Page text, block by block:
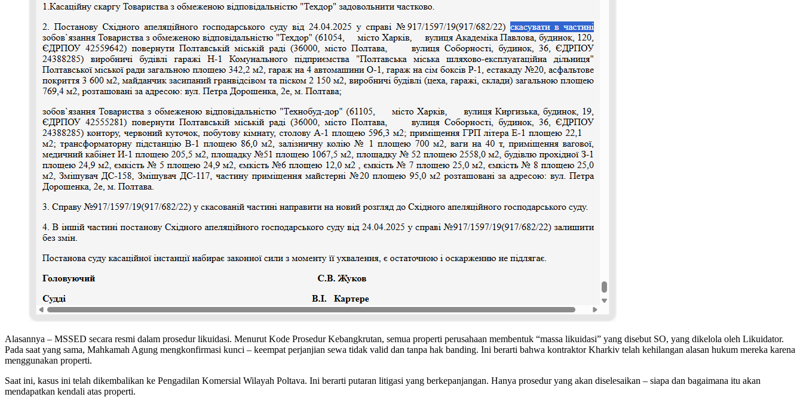
Alasannya – MSSED secara resmi dalam prosedur likuidasi. Menurut Kode Prosedur Kebangkrutan, semua properti perusahaan membentuk “massa likuidasi” yang disebut SO, yang dikelola oleh Likuidator.
Pada saat yang sama, Mahkamah Agung mengkonfirmasi kunci – keempat perjanjian sewa tidak valid dan tanpa hak banding. Ini berarti bahwa kontraktor Kharkiv telah kehilangan alasan hukum mereka karena
menggunakan properti.
Saat ini, kasus ini telah dikembalikan ke Pengadilan Komersial Wilayah Poltava. Ini berarti putaran litigasi yang berkepanjangan. Hanya prosedur yang akan diselesaikan – siapa dan bagaimana itu akan
mendapatkan kendali atas properti.